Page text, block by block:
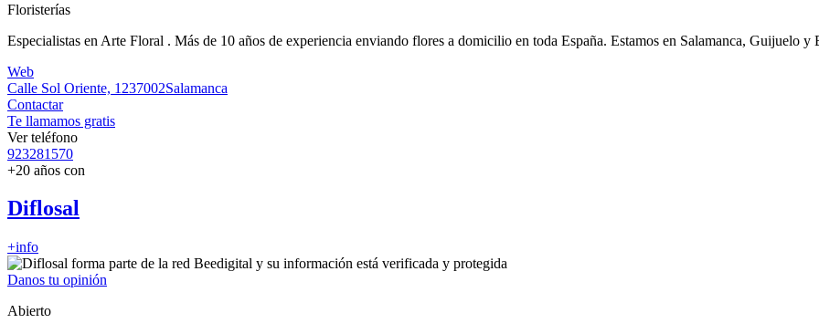
Floristerías
Especialistas en Arte Floral . Más de 10 años de experiencia enviando flores a domicilio en toda España. Estamos en Salamanca, Guijuelo y
Web
Calle Sol Oriente, 1237002Salamanca
Contactar
Te llamamos gratis
Ver teléfono
923281570
+20 años con
Diflosal
+info
Danos tu opinión
Abierto